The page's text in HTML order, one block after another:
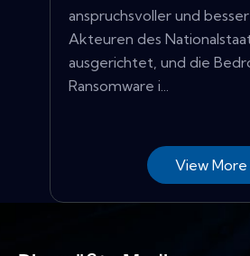
anspruchsvoller und
Akteuren des
ausgerichtet, und die
Ransomware i...
View More